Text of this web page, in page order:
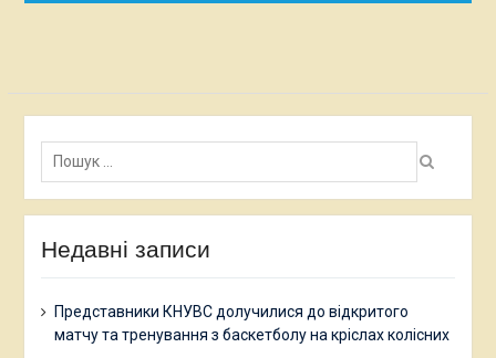
Пошук:
Недавні записи
Представники КНУВС долучилися до відкритого
матчу та тренування з баскетболу на кріслах колісних